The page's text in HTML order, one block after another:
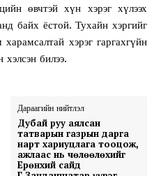
өвчтэй хүн хэрэг хүлээх
байх ёстой. Тухайн хэргийг
хэрэг гаргахгүйн
хэлсэн билээ.
Дараагийн нийтлэл
Дубай руу аялсан
татварын газрын дарга
нарт хариуцлага тооцож,
ажлаас нь чөлөөлөхийг
Ерөнхий сайд